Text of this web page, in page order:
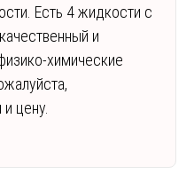
Есть 4 жидкости с
и
химические
цену.